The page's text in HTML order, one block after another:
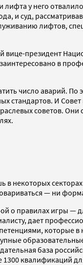
у него
и суд,
лифтов,
президент
в
число аварий.
стандартов. И
советов. Они
некоторых
— ни
о правилах игры —
дает
которые
база
1300 квалификаций